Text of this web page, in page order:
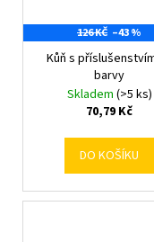
126 KČ –43 %
Kůň s
barvy
Skladem (>5 ks)
70,79 Kč
DO KOŠÍKU